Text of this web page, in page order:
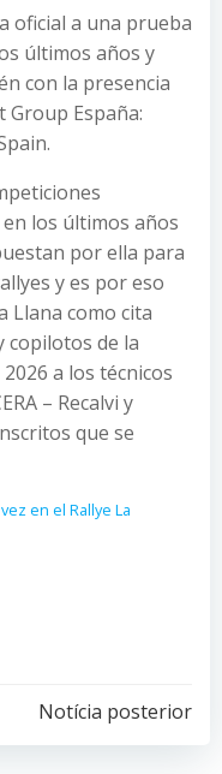
oficial a una prueba
últimos años y
con la presencia
Group España:
los últimos años
por ella para
y es por eso
Llana como cita
copilotos de la
a los técnicos
– Recalvi y
que se
en el Rallye La
Notícia posterior